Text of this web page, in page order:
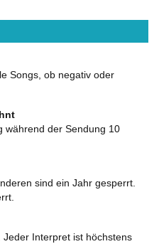
Songs, ob negativ oder
während der Sendung 10
sind ein Jahr gesperrt.
Jeder Interpret ist höchstens